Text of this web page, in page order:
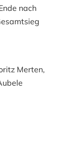
nach
Merten,